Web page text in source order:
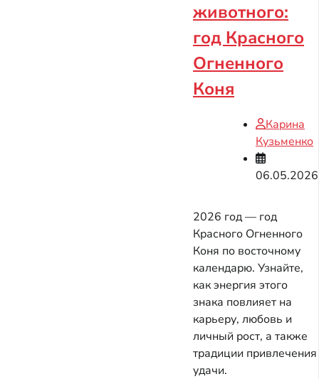
животного:
год Красного
Огненного
Коня
Карина
Кузьменко
06.05.2026
2026 год — год
Красного Огненного
Коня по восточному
календарю. Узнайте,
как энергия этого
знака повлияет на
карьеру, любовь и
личный рост, а также
традиции привлечения
удачи.